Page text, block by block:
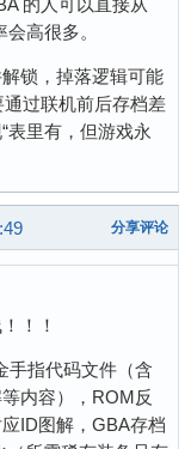
的人可以直接从
高很多。
锁，掉落逻辑可能
过联机前后存档差
表里有，但游戏永
分享评论
！！
手指代码文件（含
内容），ROM反
ID图解，GBA存档